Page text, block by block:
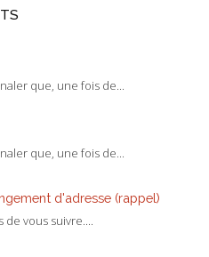
que, une fois de...
que, une fois de...
d'adresse (rappel)
vous suivre....